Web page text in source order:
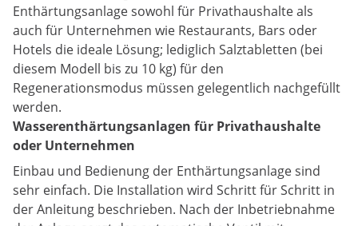
Enthärtungsanlage sowohl für Privathaushalte als
auch für Unternehmen wie Restaurants, Bars oder
Hotels die ideale Lösung; lediglich Salztabletten (bei
diesem Modell bis zu 10 kg) für den
Regenerationsmodus müssen gelegentlich nachgefüllt
werden.
Wasserenthärtungsanlagen für Privathaushalte
oder Unternehmen
Einbau und Bedienung der Enthärtungsanlage sind
sehr einfach. Die Installation wird Schritt für Schritt in
der Anleitung beschrieben. Nach der Inbetriebnahme